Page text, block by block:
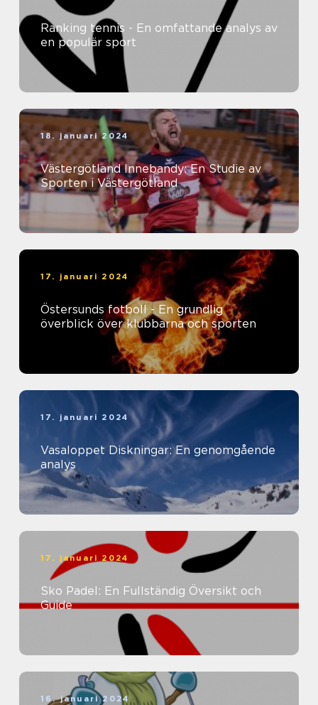
Ranking tennis - En omfattande analys av
en populär sport
18. januari 2024
Västergötland Innebandy: En Studie av
Sporten i Västergötland
17. januari 2024
Östersunds fotboll - En grundlig
överblick över klubbarna och sporten
17. januari 2024
Vasaloppet Diskningar: En genomgående
analys
17. januari 2024
Sko Padel: En Fullständig Översikt och
Guide
16. januari 2024